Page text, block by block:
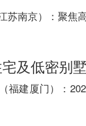
苏南京）：聚焦
宅及低密别
福建厦门）：